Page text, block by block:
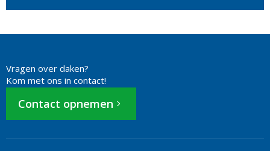
Vragen over daken?
Kom met ons in contact!
Contact opnemen